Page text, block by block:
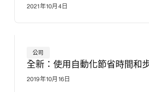
2021年10月4日
公司
全新：使用自動化節省時間和
2019年10月16日